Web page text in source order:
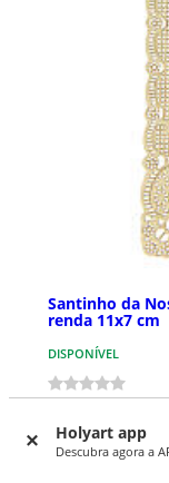
Holyart app
Descubra agora a
Santinho da
renda 11x7 cm
DISPONÍVEL